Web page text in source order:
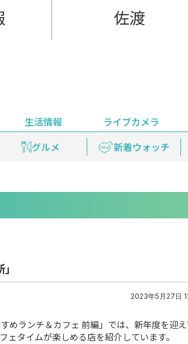
佐渡
グルメ 新着ウォッチ
生活情報
心情報 天気 上越
ライブカメラ
見逃し配信 プ
2023年5月27日
めランチ＆カフェ 前編」では、新年度を迎
タイムが楽しめる店を紹介しています。